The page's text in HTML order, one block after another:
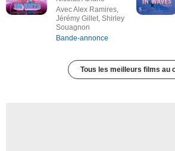
Avec Alex Ramires,
Jérémy Gillet, Shirley
Souagnon
Bande-annonce
Tous les meilleurs films au